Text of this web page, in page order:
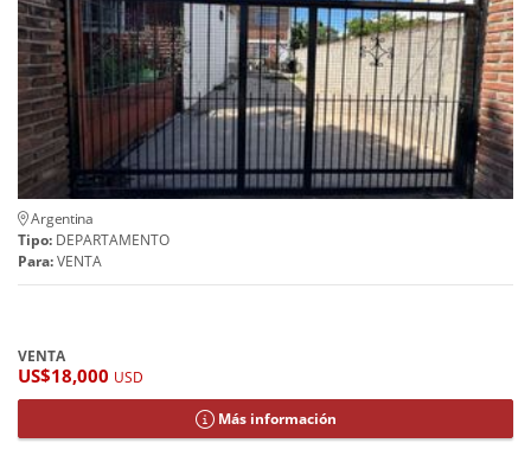
Argentina
Tipo: DEPARTAMENTO
Para:VENTA
VENTA
US$18,000 USD
Más información